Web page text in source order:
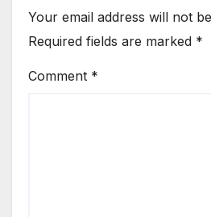
Your email address will not
Required fields are marked *
Comment *